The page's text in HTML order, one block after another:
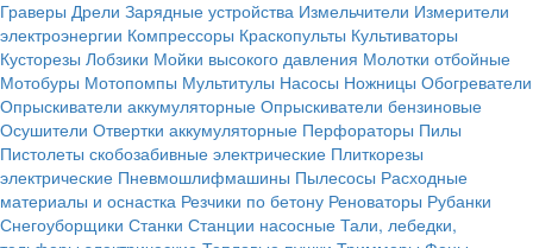
Граверы Дрели Зарядные устройства Измельчители Измерители
электроэнергии Компрессоры Краскопульты Культиваторы
Кусторезы Лобзики Мойки высокого давления Молотки отбойные
Мотобуры Мотопомпы Мультитулы Насосы Ножницы Обогреватели
Опрыскиватели аккумуляторные Опрыскиватели бензиновые
Осушители Отвертки аккумуляторные Перфораторы Пилы
Пистолеты скобозабивные электрические Плиткорезы
электрические Пневмошлифмашины Пылесосы Расходные
материалы и оснастка Резчики по бетону Реноваторы Рубанки
Снегоуборщики Станки Станции насосные Тали, лебедки,